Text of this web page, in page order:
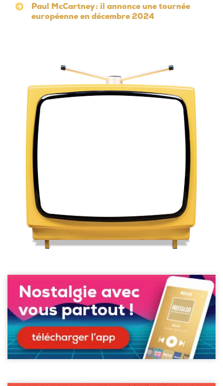
Paul McCartney : il annonce une tournée
européenne en décembre 2024